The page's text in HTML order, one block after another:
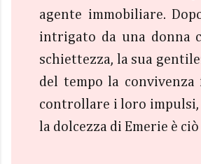
agente immobiliare.
intrigato da una donna
schiettezza, la sua
del tempo la
controllare i loro impulsi,
la dolcezza di Emerie è